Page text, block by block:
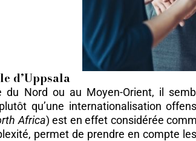
d’Uppsala
Nord ou au Moyen-Orient, il
qu’une internationalisation
Africa) est en effet considérée
permet de prendre en compte